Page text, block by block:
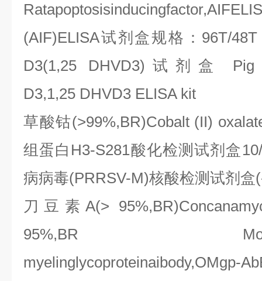
(AIF)ELISA试剂盒规格： 96T/
D3(1,25 DHVD3) 试剂盒
Pig
D3,1,25 DHVD3 ELISA kit
草酸钴(>99%,BR)Cobalt (II)
组蛋白 H3-S281酸化检测试剂盒
病病毒(PRRSV-M)核酸检测试剂盒
刀豆素A(>
95%,BR Mouseai-
myelinglycoproteinaibody,OMgp-